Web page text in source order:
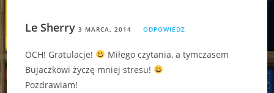
Le Sherry 3 MARCA, 2014 ODPOWIEDZ
OCH! Gratulacje!
Miłego czytania, a tymczasem
Bujaczkowi życzę mniej stresu!
Pozdrawiam!